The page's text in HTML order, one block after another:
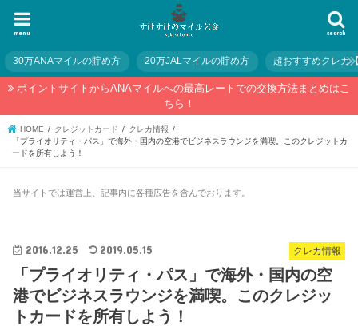
search
menu
30万ANAマイルの貯め方 20万JALマイルの貯め方 超おすすめクレカ
ポイントサイトからANAマイルへの最高レートでの交換方法まとめはこ
ちら！
HOME クレジットカード
クレカ情報
「プライオリティ・パス」で海外・国内の空港でビジネスラウンジを満喫。このクレジットカ
ードを所有しよう！
当サイトでは運営上、記事内に各種広告を含んでおります。
クレカ情報
2016.12.25 2019.05.15
「プライオリティ・パス」で海外・国内の空
港でビジネスラウンジを満喫。このクレジッ
トカードを所有しよう！